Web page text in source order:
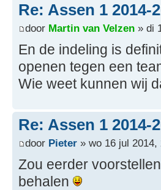
Re: Assen 1 2014-
door Martin van Velzen » di
En de indeling is
openen tegen een
Wie weet kunnen wij
Re: Assen 1 2014-
door Pieter » wo 16 jul 2014,
Zou eerder
behalen